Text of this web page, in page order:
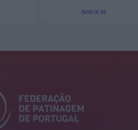
15/05 18:30